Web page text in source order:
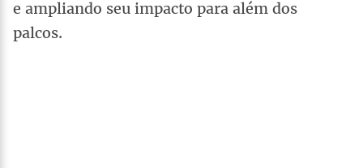
e ampliando seu impacto para além dos
palcos.